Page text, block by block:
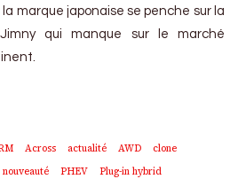
marque japonaise se penche sur la
qui manque sur le marché
Across actualité AWD
clone
nouveauté PHEV
Plug-in hybrid